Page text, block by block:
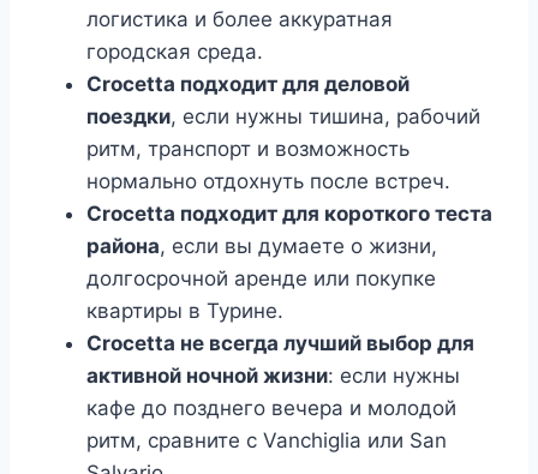
логистика и более аккуратная
городская среда.
Crocetta подходит для деловой
поездки, если нужны тишина, рабочий
ритм, транспорт и возможность
нормально отдохнуть после встреч.
Crocetta подходит для короткого теста
района, если вы думаете о жизни,
долгосрочной аренде или покупке
квартиры в Турине.
Crocetta не всегда лучший выбор для
активной ночной жизни: если нужны
кафе до позднего вечера и молодой
ритм, сравните с Vanchiglia или San